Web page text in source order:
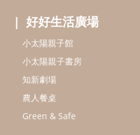
小太陽親子書房
～週五 9:00～18:00)
產權聲明
Chrome 版本瀏覽器
公司 版權所有 ©